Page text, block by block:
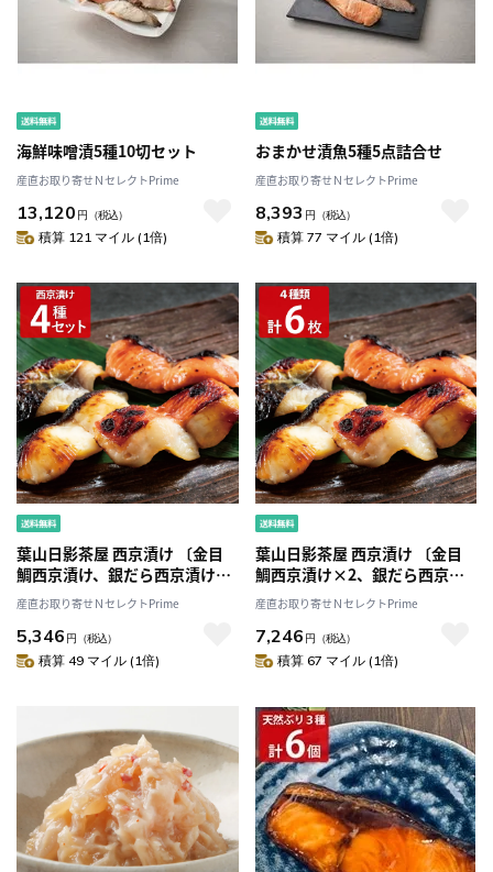
海鮮味噌漬5種10切セット
産直お取り寄せＮセレクトPrime
13,120 円 （税込）
積算 121 マイル (1倍)
おまかせ漬魚5種5点詰合せ
産直お取り寄せＮセレクトPrime
8,393 円 （税込）
積算 77 マイル (1倍)
葉山日影茶屋 西京漬け 〔金目
鯛西京漬け、銀だら西京漬け、
真さば西京漬け、カラスガレイ
西京漬け〕
産直お取り寄せＮセレクトPrime
5,346 円 （税込）
積算 49 マイル (1倍)
葉山日影茶屋 西京漬け 〔金目
鯛西京漬け×2、銀だら西京漬
け×2、真さば西京漬け×1、カ
ラスガレイ西京漬け×1〕
産直お取り寄せＮセレクトPrime
7,246 円 （税込）
積算 67 マイル (1倍)